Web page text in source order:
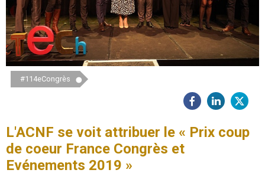
#114eCongrès
L'ACNF se voit attribuer le « Prix coup
de coeur France Congrès et
Evénements 2019 »